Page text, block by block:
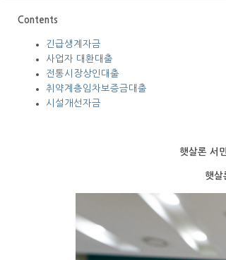
Contents
긴급생계자금
사업자 대환대출
전통시장상인대출
취약계층임차보증금대출
시설개선자금
햇살론 서
햇살